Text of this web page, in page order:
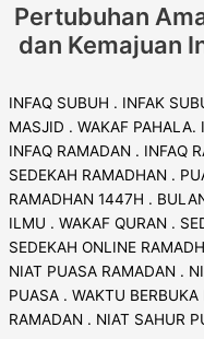
Pertubuhan
dan Kemajuan
INFAQ SUBUH . INFAK
MASJID . WAKAF PAHALA.
INFAQ RAMADAN . INFAQ
SEDEKAH RAMADHAN .
RAMADHAN 1447H .
ILMU . WAKAF QURAN .
SEDEKAH ONLINE
NIAT PUASA RAMADAN .
PUASA . WAKTU
RAMADAN . NIAT SAHUR